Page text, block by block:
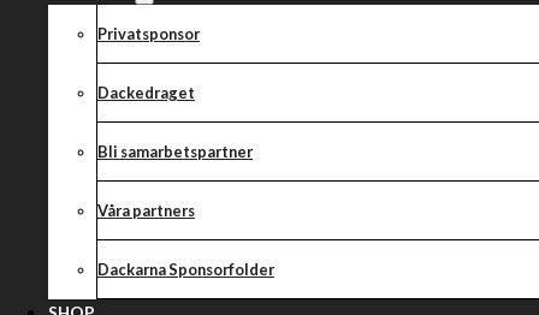
Privatsponsor
Dackedraget
Bli samarbetspartner
Våra partners
Dackarna Sponsorfolder